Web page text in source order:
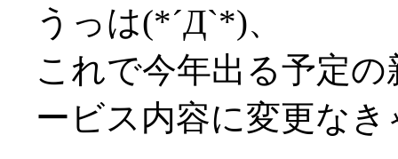
うっは(*´Д`*)、
これで今年出る予定
ービス内容に変更な